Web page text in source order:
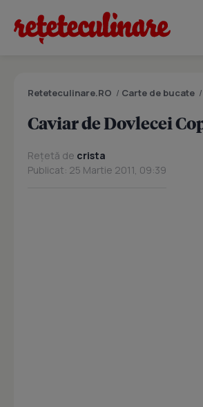
Reteteculinare.RO / Carte de bucate /
Caviar de Dovlecei
Rețetă de crista
Publicat: 25 Martie 2011, 09:39